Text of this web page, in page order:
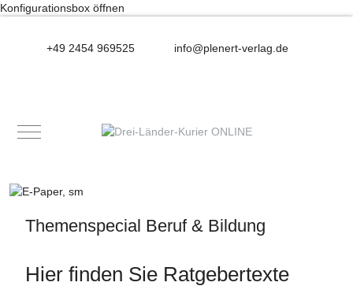
Konfigurationsbox öffnen
+49 2454 969525 info@plenert-verlag.de
Mobile Menu Toggle
Themenspecial Beruf & Bildung
Hier finden Sie Ratgebertexte